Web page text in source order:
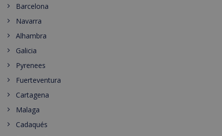
Barcelona
Navarra
Alhambra
Galicia
Pyrenees
Fuerteventura
Cartagena
Malaga
Cadaqués